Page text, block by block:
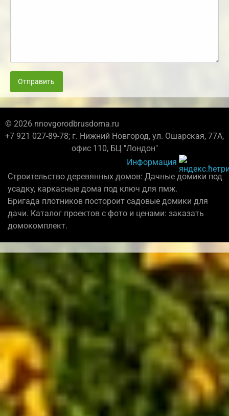
Отправить
© 2026 nnovgorodbrusdoma.ru
+7 921 027-89-78; г. Нижний Новгород, ул. Ошарская, 77А,
офис 110, БЦ "Лондон"
Информация
Строительство деревянных домов: Дачные домики под
усадку, каркасные дома под ключ для пмж.
Бригада плотников постороит садовые домики для
дачи. Каталог проектов с фото и ценами: заказать
домокомплект.